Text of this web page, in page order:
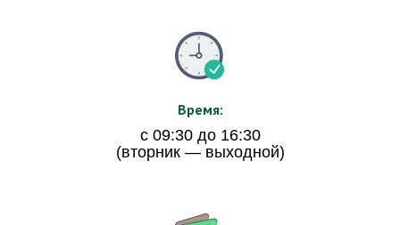
с 09:30 до 16:30
(вторник — выходной)
Время: